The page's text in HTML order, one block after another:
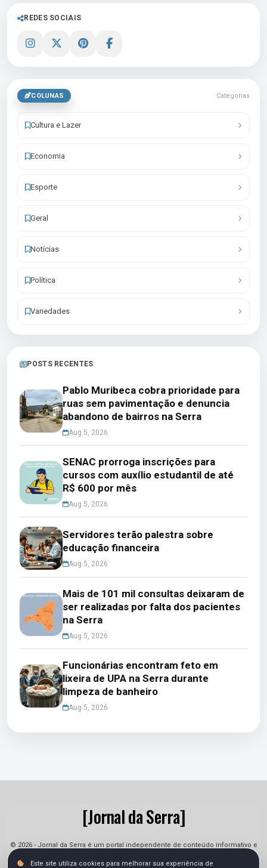
REDES SOCIAIS
COLUNAS Categorias
Cultura e Lazer
Economia
Esporte
Geral
Notícias
Política
Variedades
POSTS RECENTES
Pablo Muribeca cobra prioridade para
ruas sem pavimentação e denuncia
abandono de bairros na Serra
Aug 5, 2026
SENAC prorroga inscrições para
cursos com auxílio estudantil de até
R$ 600 por mês
Aug 5, 2026
Servidores terão palestra sobre
educação financeira
Aug 5, 2026
Mais de 101 mil consultas deixaram de
ser realizadas por falta dos pacientes
na Serra
Aug 5, 2026
Funcionárias encontram feto em
lixeira de UPA na Serra durante
limpeza de banheiro
Aug 5, 2026
[Jornal da Serra]
© 2026 - Jornal da Serra é um portal independente de conteúdo informativo e
jornalístico. As informações podem sofrer alterações.
Este site utiliza cookies para melhorar sua experiência de